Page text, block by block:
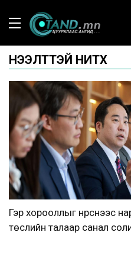
НЭЭЛТТЭЙ НИТХ
Гэр хорооллыг нүүрснээс
төслийн талаар санал